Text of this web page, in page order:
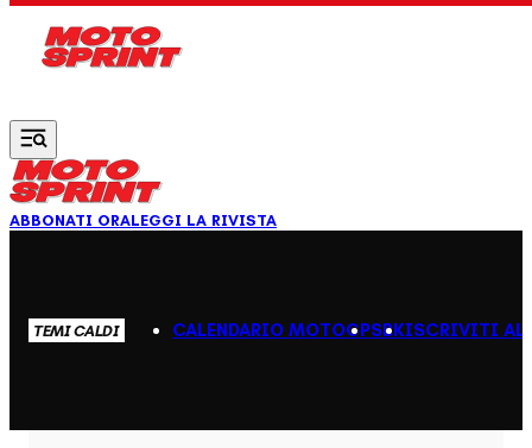
ABBONATI ORALEGGI LA RIVISTA
TEMI CALDI CALENDARIO MOTOGPSBKISCRIVITI AL